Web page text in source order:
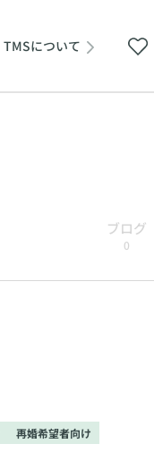
TMSについて
ブログ
0
再婚希望者向け